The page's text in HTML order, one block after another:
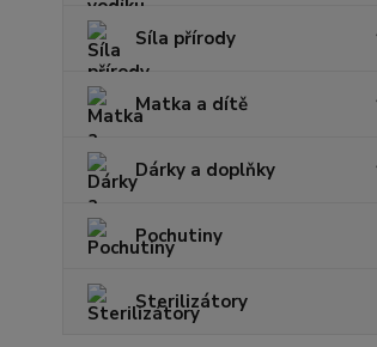
Síla přírody
Matka a dítě
Dárky a doplňky
Pochutiny
Sterilizátory